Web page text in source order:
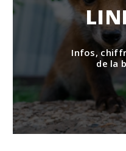
Infos,
de la